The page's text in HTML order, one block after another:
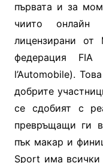
първата и за
чиито онлайн
лицензирани от
федерация FIA
l’Automobile).
добрите
се сдобият с
превръщащи ги
пък макар и
Sport има всички